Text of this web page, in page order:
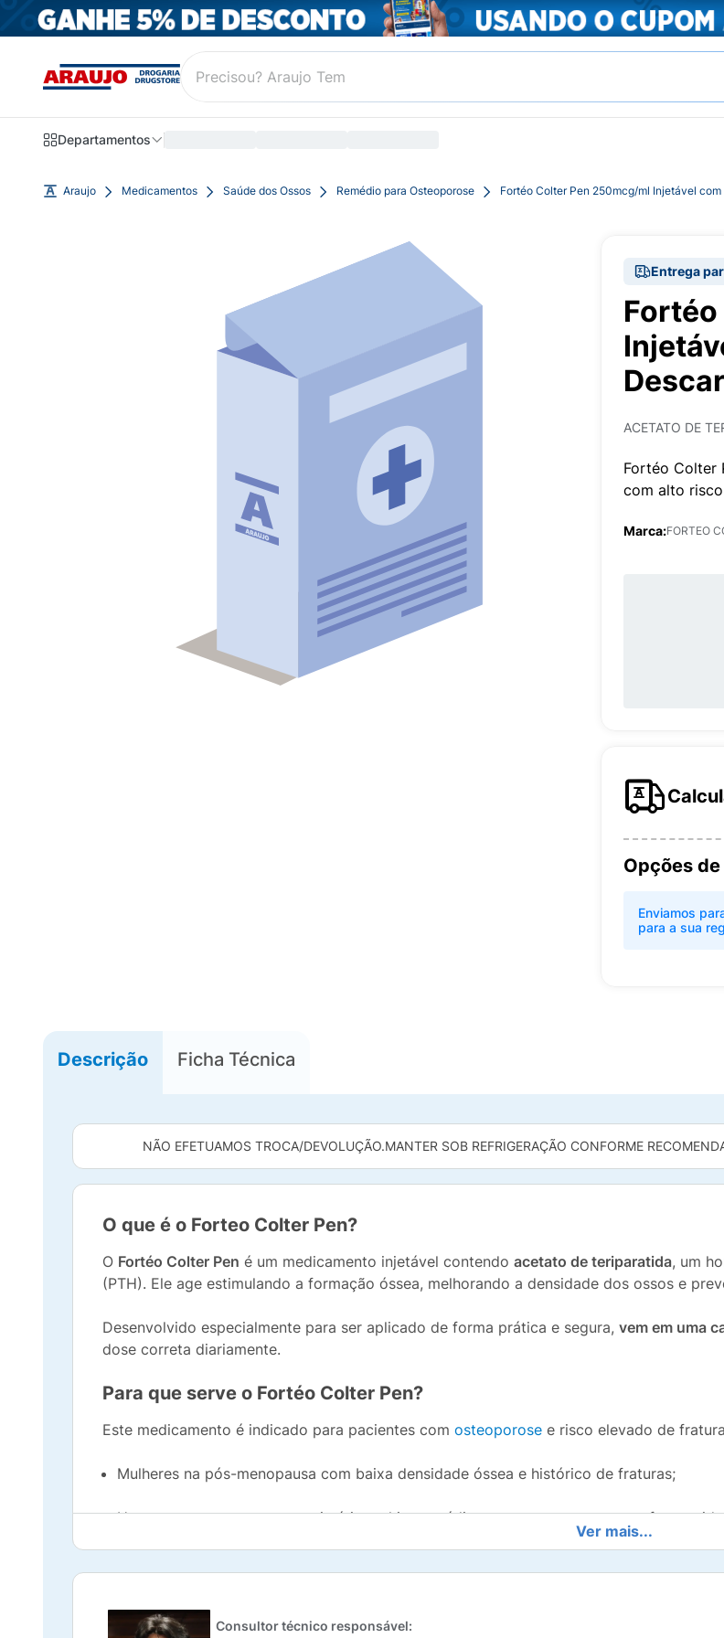
Departamentos
Araujo Medicamentos Saúde dos Ossos Remédio para Osteoporose Fortéo Colter Pen 250mcg/ml Injetável
Entrega
ACETATO DE
Fortéo Colter
com alto
Marca:FORTEO
Opções
Enviamos
para a sua
Descrição Ficha Técnica
NÃO EFETUAMOS TROCA/DEVOLUÇÃO.MANTER SOB REFRIGERAÇÃO CONFORME
O que é o Forteo Colter Pen?
O Fortéo Colter Pen é um medicamento injetável contendo acetato de teriparatida, um
(PTH). Ele age estimulando a formação óssea, melhorando a densidade dos ossos e
Desenvolvido especialmente para ser aplicado de forma prática e segura, vem em uma
dose correta diariamente.
Para que serve o Fortéo Colter Pen?
Este medicamento é indicado para pacientes com osteoporose e risco elevado de
Mulheres na pós-menopausa com baixa densidade óssea e histórico de fraturas;
Homens com osteoporose primária ou hipogonádica, que possuem ossos
O Fortéo ajuda a fortalecer os ossos e pode ser um divisor de águas para quem já
Ver mais...
Consultor técnico responsável: